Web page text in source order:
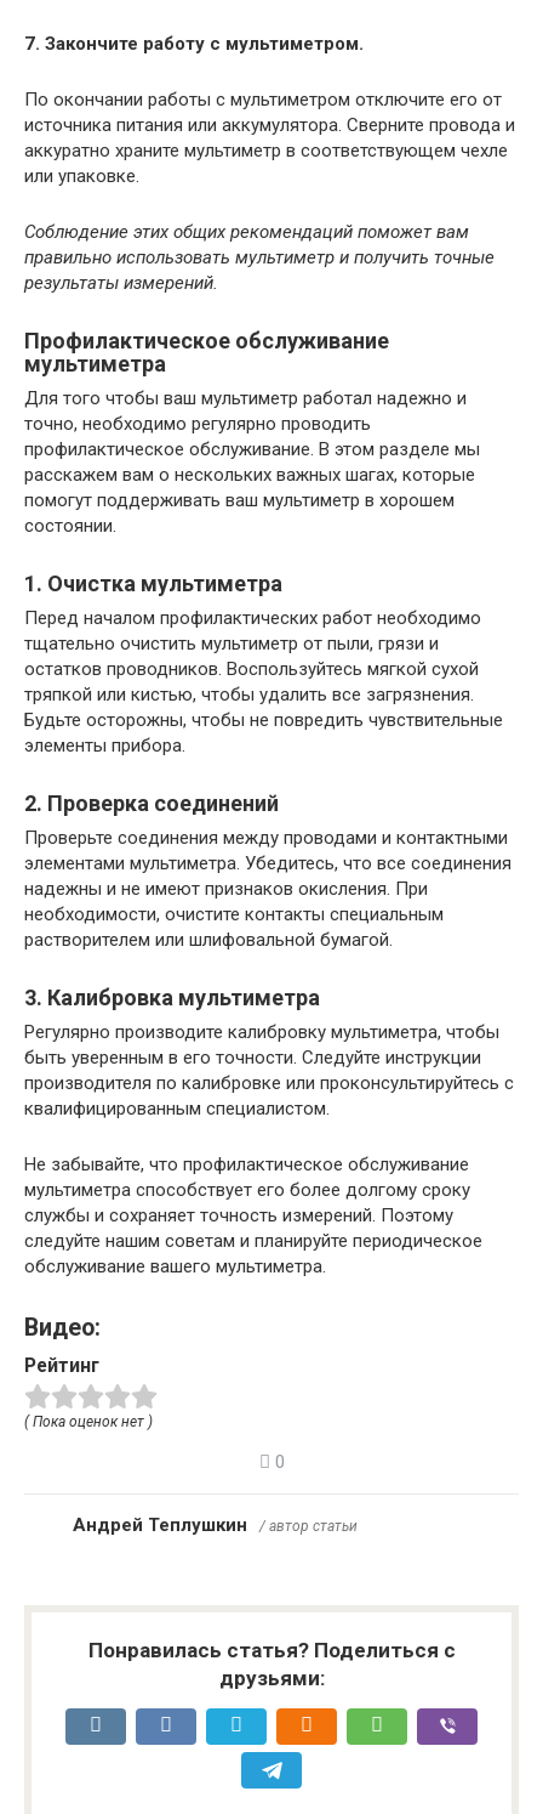
7. Закончите работу с мультиметром.
По окончании работы с мультиметром отключите его от
источника питания или аккумулятора. Сверните провода и
аккуратно храните мультиметр в соответствующем чехле
или упаковке.
Соблюдение этих общих рекомендаций поможет вам
правильно использовать мультиметр и получить точные
результаты измерений.
Профилактическое обслуживание
мультиметра
Для того чтобы ваш мультиметр работал надежно и
точно, необходимо регулярно проводить
профилактическое обслуживание. В этом разделе мы
расскажем вам о нескольких важных шагах, которые
помогут поддерживать ваш мультиметр в хорошем
состоянии.
1. Очистка мультиметра
Перед началом профилактических работ необходимо
тщательно очистить мультиметр от пыли, грязи и
остатков проводников. Воспользуйтесь мягкой сухой
тряпкой или кистью, чтобы удалить все загрязнения.
Будьте осторожны, чтобы не повредить чувствительные
элементы прибора.
2. Проверка соединений
Проверьте соединения между проводами и контактными
элементами мультиметра. Убедитесь, что все соединения
надежны и не имеют признаков окисления. При
необходимости, очистите контакты специальным
растворителем или шлифовальной бумагой.
3. Калибровка мультиметра
Регулярно производите калибровку мультиметра, чтобы
быть уверенным в его точности. Следуйте инструкции
производителя по калибровке или проконсультируйтесь с
квалифицированным специалистом.
Не забывайте, что профилактическое обслуживание
мультиметра способствует его более долгому сроку
службы и сохраняет точность измерений. Поэтому
следуйте нашим советам и планируйте периодическое
обслуживание вашего мультиметра.
Видео:
Рейтинг
( Пока оценок нет )
0
Андрей Теплушкин / автор статьи
Понравилась статья? Поделиться с
друзьями: